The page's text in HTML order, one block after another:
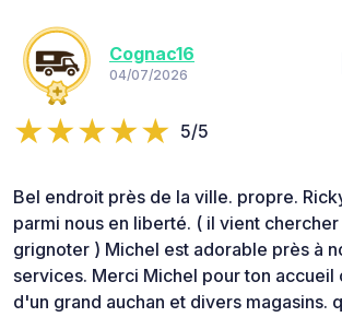
Cognac16
04/07/2026
5/5
Bel endroit près de la ville. propre.
parmi nous en liberté. ( il vient
grignoter ) Michel est adorable près à
services. Merci Michel pour ton accueil
d'un grand auchan et divers magasins.